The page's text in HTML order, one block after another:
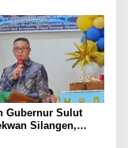
Gubernur Sulut
Silangen,